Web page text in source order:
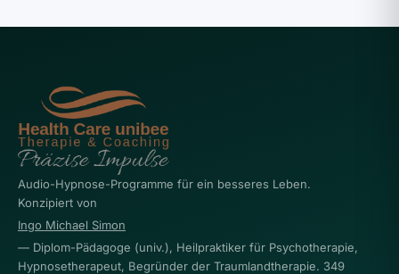
Audio-Hypnose-Programme für ein besseres Leben.
Konzipiert von
Ingo Michael Simon
— Diplom-Pädagoge (univ.), Heilpraktiker für Psychotherapie,
Hypnosetherapeut, Begründer der Traumlandtherapie. 349